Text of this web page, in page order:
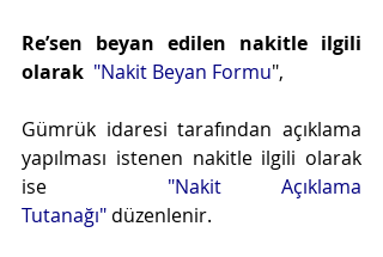
Re’sen beyan edilen nakitle ilgili
olarak "Nakit Beyan Formu",
Gümrük idaresi tarafından açıklama
yapılması istenen nakitle ilgili olarak
ise
"Nakit Açıklama
Tutanağı" düzenlenir.